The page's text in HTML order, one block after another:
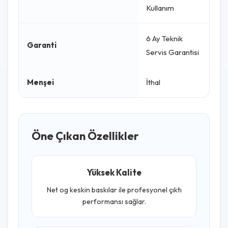
Kullanım
Garanti
6 Ay Teknik
Servis Garantisi
Menşei İthal
Öne Çıkan Özellikler
Yüksek Kalite
Net og keskin baskılar ile profesyonel çıktı
performansı sağlar.